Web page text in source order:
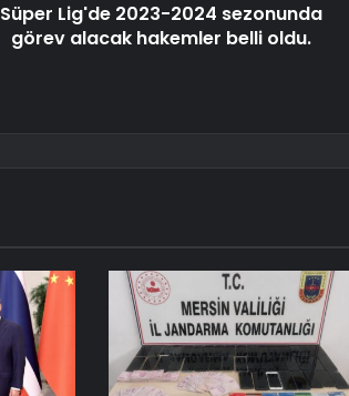
Süper Lig'de 2023-2024 sezonunda
görev alacak hakemler belli oldu.